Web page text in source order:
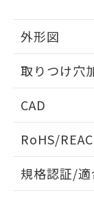
外形図
取りつけ穴
CAD
ドすること
RoHS/
EU RoHS 注
規格認証/
お
※
の
とができ
EU
もので
また、
物質の
荷製品
欄に対